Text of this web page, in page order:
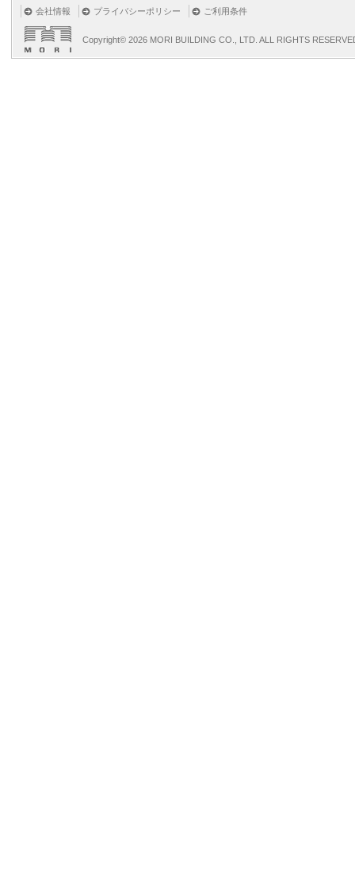
会社情報 プライバシーポリシー ご利用条件
Copyright© 2026 MORI BUILDING CO., LTD. ALL RIGHTS